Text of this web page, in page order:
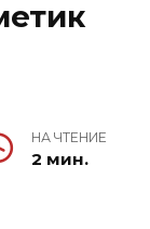
НА ЧТЕНИЕ
2 мин.